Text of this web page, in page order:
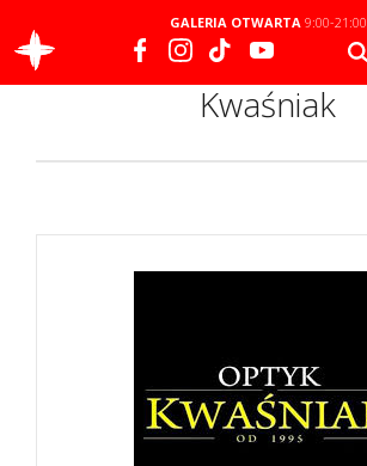
GALERIA OTWARTA9:00-21:00
Kwaśniak